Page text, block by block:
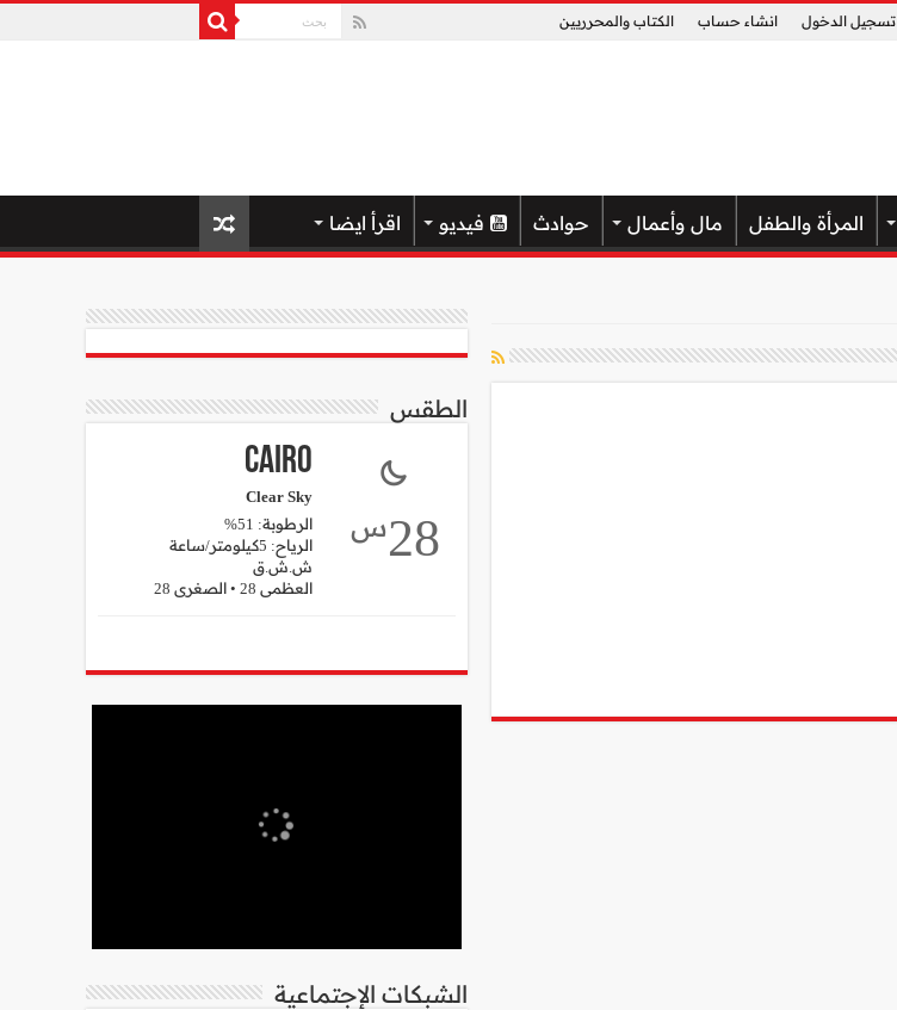
تسجيل الدخول انشاء حساب الكتاب والمحرريين
المرأة والطفل مال وأعمال حوادث فيديو اقرأ ايضا
الطقس
28س
Cairo
Clear Sky
الرطوبة: 51%
الرياح: 5كيلومتر/ساعة
ش.ش.ق‎
العظمى 28 • الصغرى 28
الشبكات الإجتماعية